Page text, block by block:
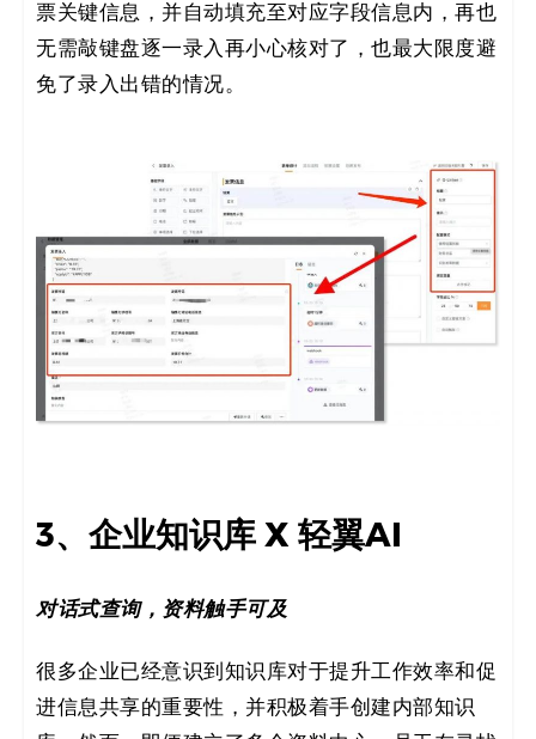
票关键信息，并自动填充至对应字段信息内，再也
无需敲键盘逐一录入再小心核对了，也最大限度避
免了录入出错的情况。
3、企业知识库 X 轻翼AI
对话式查询，资料触手可及
很多企业已经意识到知识库对于提升工作效率和促
进信息共享的重要性，并积极着手创建内部知识